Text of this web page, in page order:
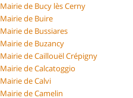
Mairie de Bucy lès Cerny
Mairie de Buire
Mairie de Bussiares
Mairie de Buzancy
Mairie de Caillouël Crépigny
Mairie de Calcatoggio
Mairie de Calvi
Mairie de Camelin